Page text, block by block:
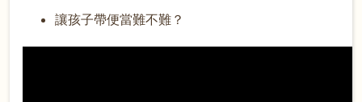
讓孩子帶便當難不難？